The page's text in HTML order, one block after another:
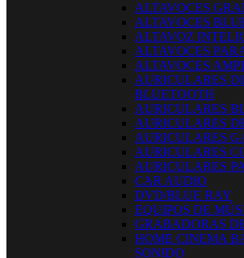
ALTAVOCES
ALTAVOCES
ALTAVOZ
ALTAVOCES
ALTAVOCES
AURICULARES
BLUETOOTH
AURICULARES
AURICULARES
AURICULARES
AURICULARES
AURICULARES
CAR AUDIO
DVD/BLUE RAY
EQUIPOS DE
GRABADORAS
HOME CINEMA
SONIDO